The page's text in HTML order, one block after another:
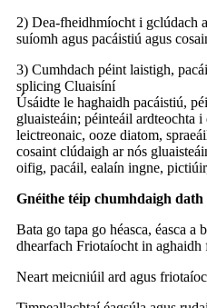
2) Dea-fheidhmíocht i gclúdach
suíomh agus pacáistiú agus
3) Cumhdach péint laistigh,
splicing Cluaisíní
Úsáidte le haghaidh pacáistiú,
gluaisteáin; péinteáil ardteochta
leictreonaic, ooze diatom,
cosaint clúdaigh ar nós
oifig, pacáil, ealaín ingne,
Gnéithe téip chumhdaigh
Bata go tapa go héasca, éasca a
dhearfach Friotaíocht in aghaidh
Neart meicniúil ard agus